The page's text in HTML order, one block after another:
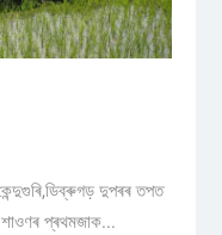
​দুপৰৰ তপত
শাওণৰ প্ৰথমজাক...